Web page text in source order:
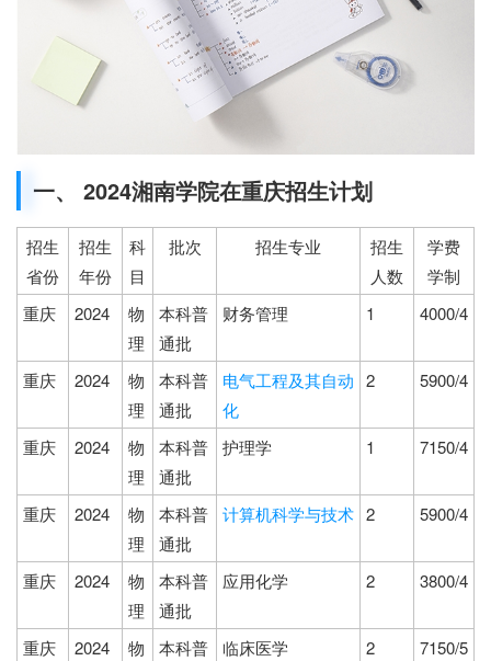
一、 2024湘南学院在重庆招生计划
招生
省份
招生
年份
科
目
批次 招生专业
招生
人数
学费
学制
重庆
2024
物
理
本科普
通批
财务管理 1 4000/4
重庆 2024
物
理
本科普
通批
电气工程及其自动
化
2 5900/4
重庆 2024
物
理
本科普
通批
护理学 1 7150/4
重庆 2024
物
理
本科普
通批
计算机科学与技术 2 5900/4
重庆 2024
物
理
本科普
通批
应用化学 2 3800/4
重庆 2024
物
本科普
临床医学 2 7150/5